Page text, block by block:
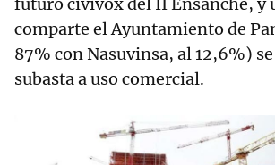
futuro civivox del II Ensanche, y
comparte el Ayuntamiento de
87% con Nasuvinsa, al 12,6%)
subasta a uso comercial.